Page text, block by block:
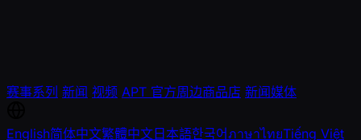
赛事系列 新闻 视频 APT 官方周边商品店 新闻媒体
English简体中文繁體中文日本語한국어ภาษาไทยTiếng Việt